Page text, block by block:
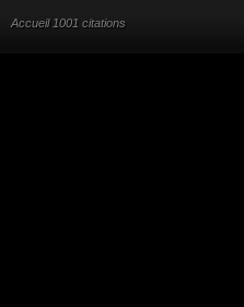
Accueil 1001 citations